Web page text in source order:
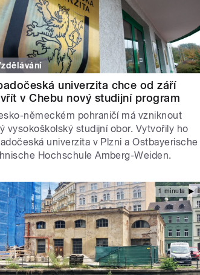
univerzita chce od září
v Chebu nový studijní program
německém pohraničí má vzniknout
vysokoškolský studijní obor. Vytvořily ho
univerzita v Plzni a Ostbayerische
Hochschule Amberg-Weiden.
1 minuta